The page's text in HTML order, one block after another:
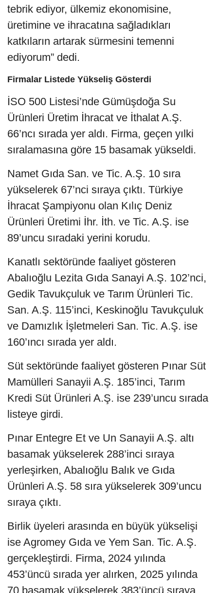
tebrik ediyor, ülkemiz ekonomisine,
üretimine ve ihracatına sağladıkları
katkıların artarak sürmesini temenni
ediyorum” dedi.
Firmalar Listede Yükseliş Gösterdi
İSO 500 Listesi’nde Gümüşdoğa Su
Ürünleri Üretim İhracat ve İthalat A.Ş.
66’ncı sırada yer aldı. Firma, geçen yılki
sıralamasına göre 15 basamak yükseldi.
Namet Gıda San. ve Tic. A.Ş. 10 sıra
yükselerek 67’nci sıraya çıktı. Türkiye
İhracat Şampiyonu olan Kılıç Deniz
Ürünleri Üretimi İhr. İth. ve Tic. A.Ş. ise
89’uncu sıradaki yerini korudu.
Kanatlı sektöründe faaliyet gösteren
Abalıoğlu Lezita Gıda Sanayi A.Ş. 102’nci,
Gedik Tavukçuluk ve Tarım Ürünleri Tic.
San. A.Ş. 115’inci, Keskinoğlu Tavukçuluk
ve Damızlık İşletmeleri San. Tic. A.Ş. ise
160’ıncı sırada yer aldı.
Süt sektöründe faaliyet gösteren Pınar Süt
Mamülleri Sanayii A.Ş. 185’inci, Tarım
Kredi Süt Ürünleri A.Ş. ise 239’uncu sırada
listeye girdi.
Pınar Entegre Et ve Un Sanayii A.Ş. altı
basamak yükselerek 288’inci sıraya
yerleşirken, Abalıoğlu Balık ve Gıda
Ürünleri A.Ş. 58 sıra yükselerek 309’uncu
sıraya çıktı.
Birlik üyeleri arasında en büyük yükselişi
ise Agromey Gıda ve Yem San. Tic. A.Ş.
gerçekleştirdi. Firma, 2024 yılında
453’üncü sırada yer alırken, 2025 yılında
70 basamak yükselerek 383’üncü sıraya